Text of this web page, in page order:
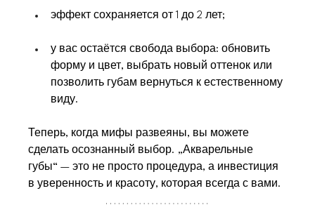
эффект сохраняется от 1 до 2 лет;
у вас остаётся свобода выбора: обновить
форму и цвет, выбрать новый оттенок или
позволить губам вернуться к естественному
виду.
Теперь, когда мифы развеяны, вы можете
сделать осознанный выбор. „Акварельные
губы“ — это не просто процедура, а инвестиция
в уверенность и красоту, которая всегда с вами.